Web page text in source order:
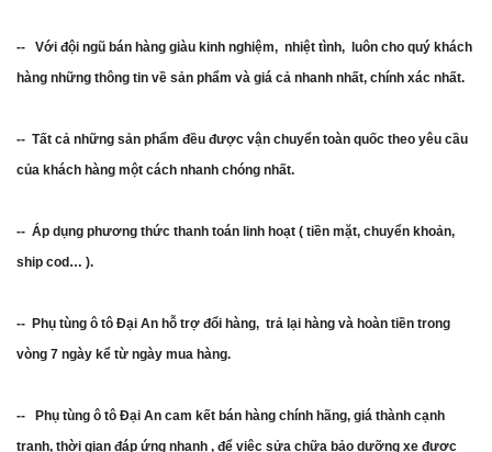
-- Với đội ngũ bán hàng giàu kinh nghiệm, nhiệt tình, luôn cho quý khách
hàng những thông tin về sản phẩm và giá cả nhanh nhất, chính xác nhất.
-- Tất cả những sản phẩm đều được vận chuyển toàn quốc theo yêu cầu
của khách hàng một cách nhanh chóng nhất.
-- Áp dụng phương thức thanh toán linh hoạt ( tiền mặt, chuyển khoản,
ship cod… ).
-- Phụ tùng ô tô Đại An hỗ trợ đổi hàng, trả lại hàng và hoàn tiền trong
vòng 7 ngày kể từ ngày mua hàng.
-- Phụ tùng ô tô Đại An cam kết bán hàng chính hãng, giá thành cạnh
tranh, thời gian đáp ứng nhanh , để việc sửa chữa bảo dưỡng xe được